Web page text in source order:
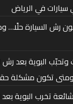
في الرياض
رش السيارة حلًا…
البوية بعد رش
تكون مشكلة
تخرب البوية